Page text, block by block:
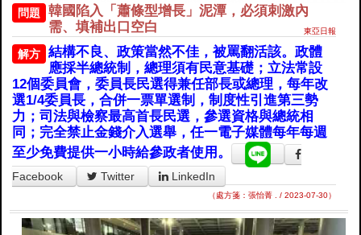
問題
韓國陷入「蕭條型增長」泥潭，必須刺激內
需、填補出口空白
東亞日報
解方
結構不良、政策當然不佳，被罵翻活該。政體
應採半總統制，總理須有民意基礎；立法常設
12個委員會，委員長民選得兼任部長或總理，每年改
選1/4委員長，合併一票單選制，制度性引進第三勢
力；司法與檢察最高首長民選，參選資格與總統相
同；完全禁止金錢介入選舉，任一電子媒體每年每週
至少免費提供一小時給參政者使用。
Facebook Twitter LinkedIn
（處方箋：張怡菁 . / 2023-07-30）